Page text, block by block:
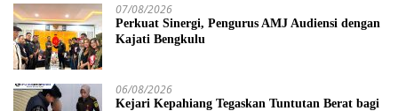
07/08/2026
Perkuat Sinergi, Pengurus AMJ Audiensi dengan
Kajati Bengkulu
06/08/2026
Kejari Kepahiang Tegaskan Tuntutan Berat bagi